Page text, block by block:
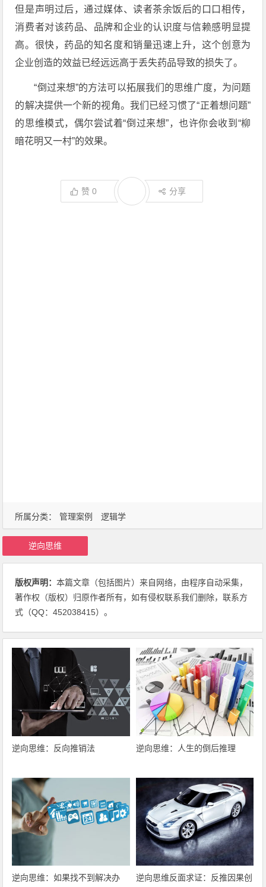
但是声明过后，通过媒体、读者茶余饭后的口口相传，
消费者对该药品、品牌和企业的认识度与信赖感明显提
高。很快，药品的知名度和销量迅速上升，这个创意为
企业创造的效益已经远远高于丢失药品导致的损失了。
“倒过来想”的方法可以拓展我们的思维广度，为问题
的解决提供一个新的视角。我们已经习惯了“正着想问题”
的思维模式，偶尔尝试着“倒过来想”，也许你会收到“柳
暗花明又一村”的效果。
赞0 分享
所属分类： 管理案例 逻辑学
逆向思维
版权声明：本篇文章（包括图片）来自网络，由程序自动采集，
著作权（版权）归原作者所有，如有侵权联系我们删除，联系方
式（QQ：452038415）。
逆向思维：反向推销法 逆向思维：人生的倒后推理
逆向思维：如果找不到解决办
逆向思维反面求证：反推因果创